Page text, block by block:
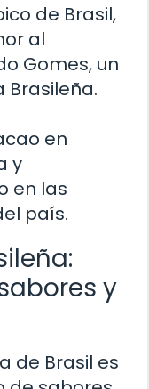
de Brasil,
al
Gomes, un
Brasileña.
en
y
en las
país.
y
de Brasil es